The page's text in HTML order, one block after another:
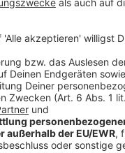
Hendrik Wüst
die enge
und Japan.
rund 8.000 japanischen
japanischen
Japan-Tag gilt als